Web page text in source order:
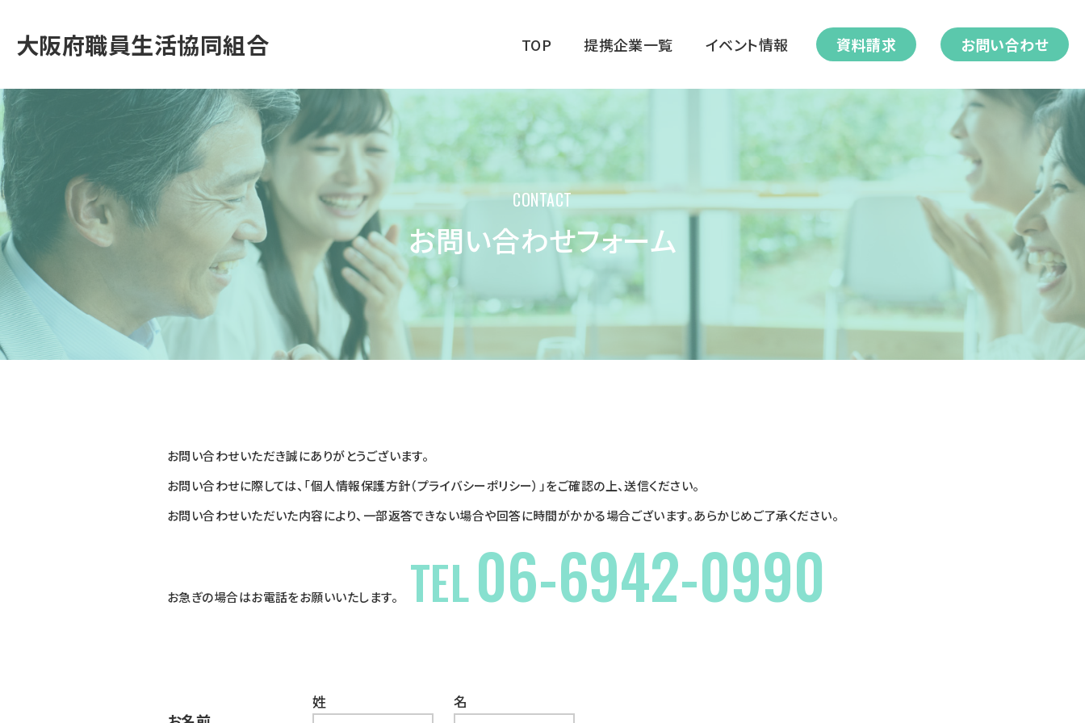
大阪府職員生活協同組合 TOP 提携企業一覧 イベント情報 資料請求 お問い合わせ
CONTACT
お問い合わせフォーム
お問い合わせいただき誠にありがとうございます。
お問い合わせに際しては、 「個人情報保護方針（プライバシーポリシー）」をご確認の上、送信ください。
お問い合わせいただいた内容により、一部返答できない場合や回答に時間がかかる場合ございます。あらかじめご了承ください。
お急ぎの場合はお電話をお願いいたします。 TEL06-6942-0990
姓 名